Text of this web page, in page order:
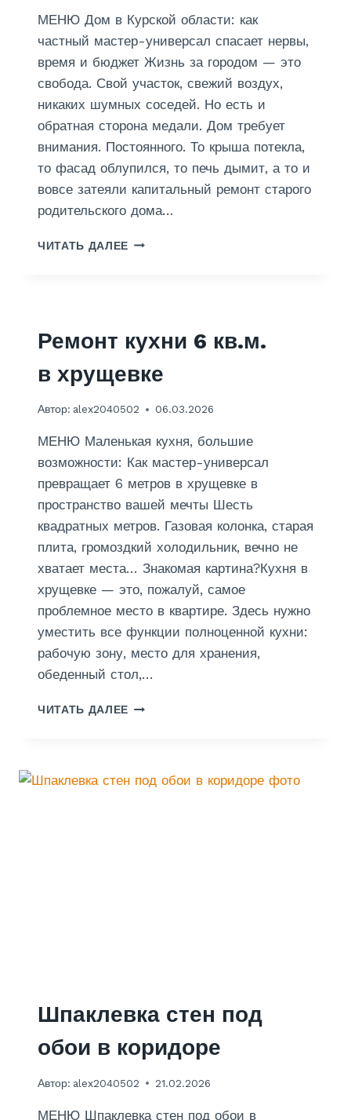
МЕНЮ Дом в Курской области: как
частный мастер-универсал спасает нервы,
время и бюджет Жизнь за городом — это
свобода. Свой участок, свежий воздух,
никаких шумных соседей. Но есть и
обратная сторона медали. Дом требует
внимания. Постоянного. То крыша потекла,
то фасад облупился, то печь дымит, а то и
вовсе затеяли капитальный ремонт старого
родительского дома…
ЧИТАТЬ ДАЛЕЕ Р
Д
О
М
В
К
У
С
К
О
О
Б
Л
Т
И
Ремонт кухни 6 кв.м.
в хрущевке
Автор: alex2040502 06.03.2026
МЕНЮ Маленькая кухня, большие
возможности: Как мастер-универсал
превращает 6 метров в хрущевке в
пространство вашей мечты Шесть
квадратных метров. Газовая колонка, старая
плита, громоздкий холодильник, вечно не
хватает места… Знакомая картина?Кухня в
хрущевке — это, пожалуй, самое
проблемное место в квартире. Здесь нужно
уместить все функции полноценной кухни:
рабочую зону, место для хранения,
обеденный стол,…
ЧИТАТЬ ДАЛЕЕ Р
Т
Р
Щ
Шпаклевка стен под
обои в коридоре
Автор: alex2040502 21.02.2026
МЕНЮ Шпаклевка стен под обои в